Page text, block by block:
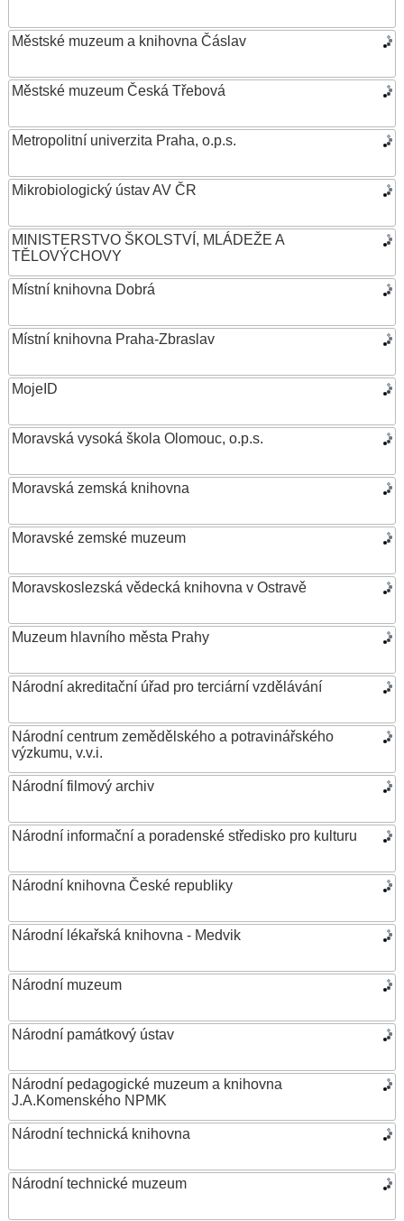
Městské muzeum a knihovna Čáslav
Městské muzeum Česká Třebová
Metropolitní univerzita Praha, o.p.s.
Mikrobiologický ústav AV ČR
MINISTERSTVO ŠKOLSTVÍ, MLÁDEŽE A
TĚLOVÝCHOVY
Místní knihovna Dobrá
Místní knihovna Praha-Zbraslav
MojeID
Moravská vysoká škola Olomouc, o.p.s.
Moravská zemská knihovna
Moravské zemské muzeum
Moravskoslezská vědecká knihovna v Ostravě
Muzeum hlavního města Prahy
Národní akreditační úřad pro terciární vzdělávání
Národní centrum zemědělského a potravinářského
výzkumu, v.v.i.
Národní filmový archiv
Národní informační a poradenské středisko pro kulturu
Národní knihovna České republiky
Národní lékařská knihovna - Medvik
Národní muzeum
Národní památkový ústav
Národní pedagogické muzeum a knihovna
J.A.Komenského NPMK
Národní technická knihovna
Národní technické muzeum